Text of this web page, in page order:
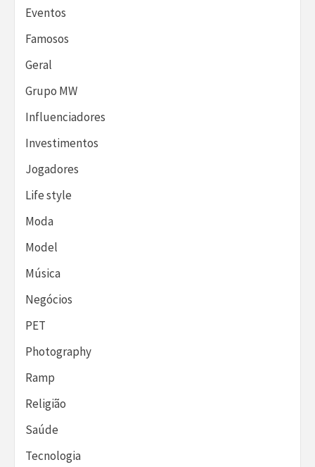
Eventos
Famosos
Geral
Grupo MW
Influenciadores
Investimentos
Jogadores
Life style
Moda
Model
Música
Negócios
PET
Photography
Ramp
Religião
Saúde
Tecnologia